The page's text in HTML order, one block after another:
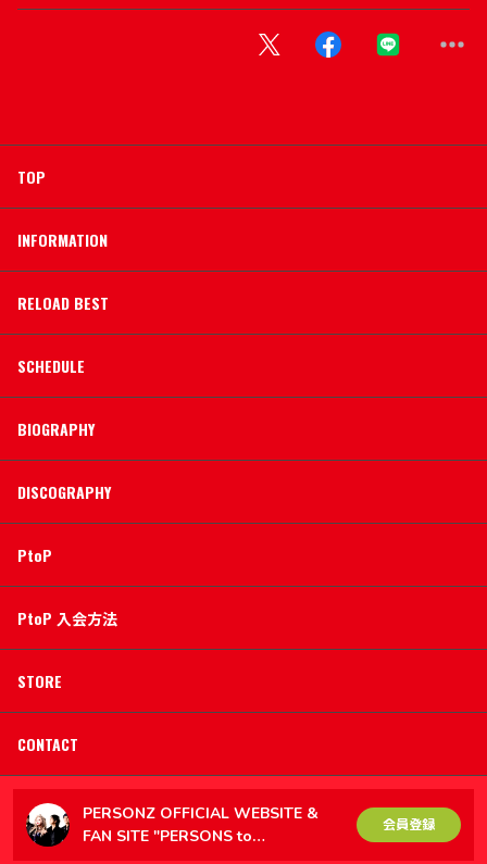
TOP
INFORMATION
RELOAD BEST
SCHEDULE
BIOGRAPHY
DISCOGRAPHY
PtoP
PtoP 入会方法
STORE
CONTACT
PERSONZ OFFICIAL WEBSITE &
FAN SITE "PERSONS to
PERSONZ（PtoP）"
会員登録